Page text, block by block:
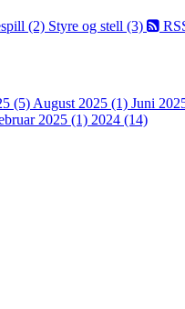
(2) Styre og stell (3)
(5) August 2025 (1) Juni
2025 (1) 2024 (14)